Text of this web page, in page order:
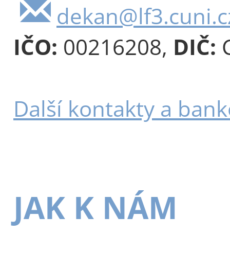
IČO: 00216208, DIČ:
Další kontakty a
JAK K NÁM